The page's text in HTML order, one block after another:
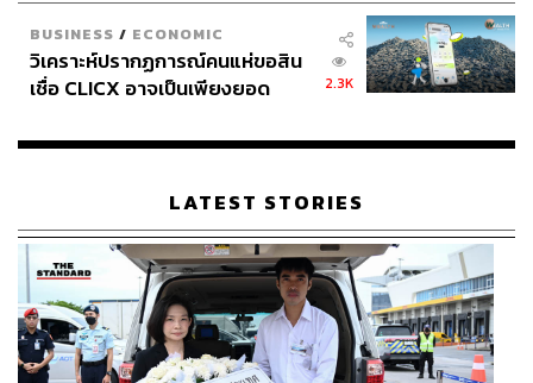
BUSINESS / ECONOMIC
วิเคราะห์ปรากฏการณ์คนแห่ขอสิน
เชื่อ CLICX อาจเป็นเพียงยอด
เรือนไทยที่ถูกซุกไว้
2.3K
LATEST STORIES